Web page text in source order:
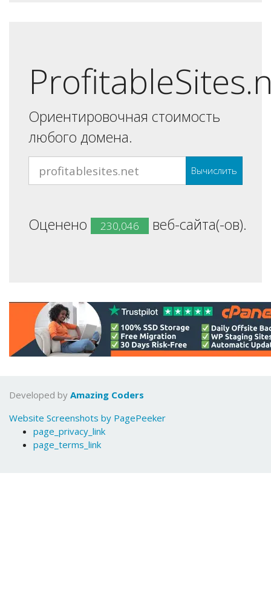
Ориентировочная стоимость
любого домена.
Вычислить
Оценено 230,046 веб-сайта(-ов).
Developed by Amazing Coders
Website Screenshots by PagePeeker
page_privacy_link
page_terms_link